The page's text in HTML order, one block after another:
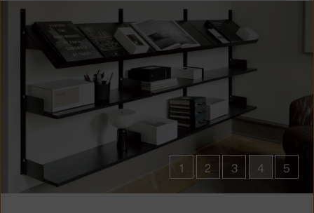
1 2 3 4 5